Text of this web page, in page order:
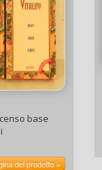
base
del prodotto »